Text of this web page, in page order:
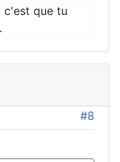
c'est que tu
#8